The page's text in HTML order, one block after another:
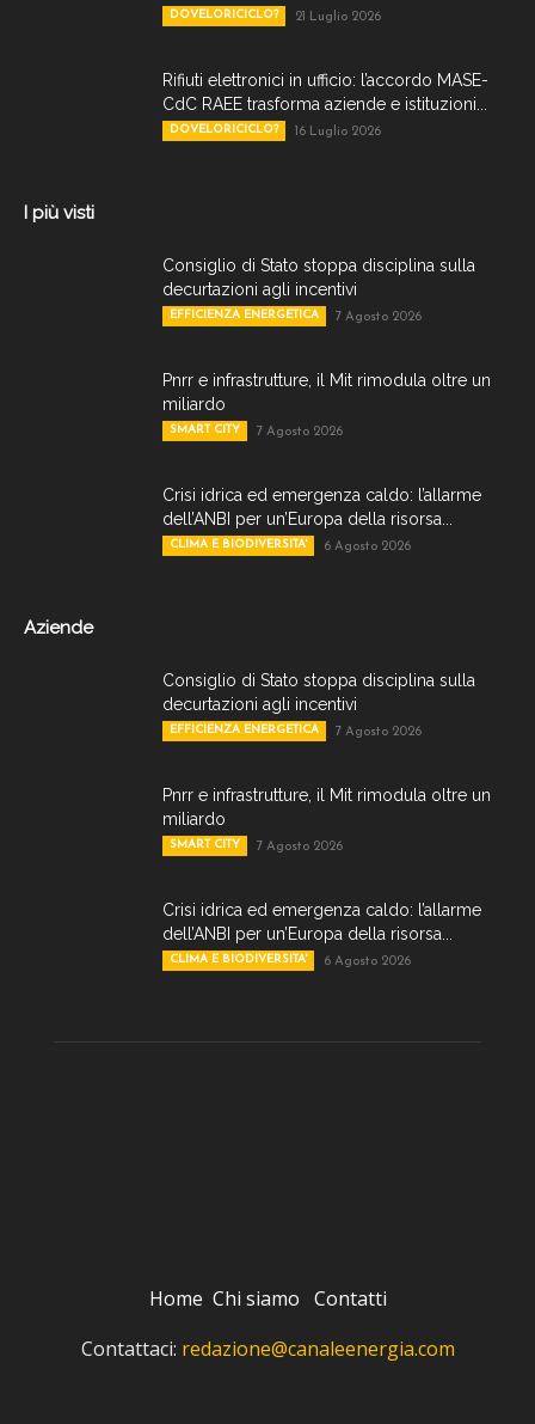
DOVELORICICLO? 21 Luglio 2026
Rifiuti elettronici in ufficio: l’accordo MASE-
CdC RAEE trasforma aziende e istituzioni...
DOVELORICICLO? 16 Luglio 2026
I più visti
Consiglio di Stato stoppa disciplina sulla
decurtazioni agli incentivi
EFFICIENZA ENERGETICA 7 Agosto 2026
Pnrr e infrastrutture, il Mit rimodula oltre un
miliardo
SMART CITY 7 Agosto 2026
Crisi idrica ed emergenza caldo: l’allarme
dell’ANBI per un’Europa della risorsa...
CLIMA E BIODIVERSITA' 6 Agosto 2026
Aziende
Consiglio di Stato stoppa disciplina sulla
decurtazioni agli incentivi
EFFICIENZA ENERGETICA 7 Agosto 2026
Pnrr e infrastrutture, il Mit rimodula oltre un
miliardo
SMART CITY 7 Agosto 2026
Crisi idrica ed emergenza caldo: l’allarme
dell’ANBI per un’Europa della risorsa...
CLIMA E BIODIVERSITA' 6 Agosto 2026
Home Chi siamo Contatti
Contattaci: redazione@canaleenergia.com